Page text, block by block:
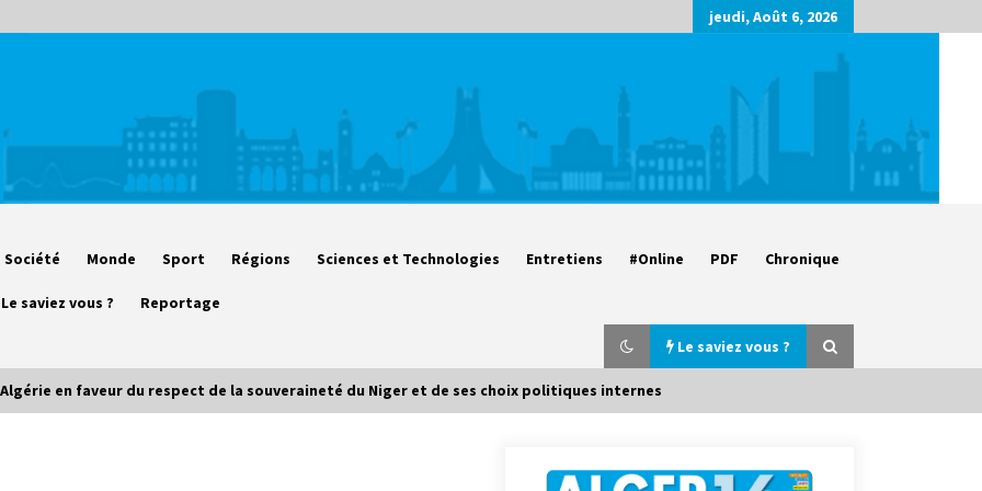
jeudi, Août 6, 2026
Société Monde Sport Régions Sciences et Technologies Entretiens #Online PDF Chronique
Le saviez vous ? Reportage
Le saviez vous ?
Parking de la Promenade des
Sablettes : Mis en service de bornes
en faveur du respect de la souveraineté du Niger et de ses choix politiques internes